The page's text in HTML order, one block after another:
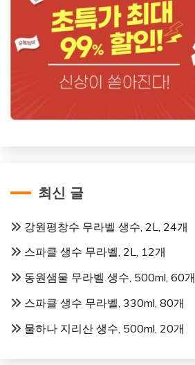
최신 글
강원평창수 무라벨 생수, 2L, 24개
스파클 생수 무라벨, 2L, 12개
동원샘물 무라벨 생수, 500ml, 60개
스파클 생수 무라벨, 330ml, 80개
물하나 지리산 생수, 500ml, 20개